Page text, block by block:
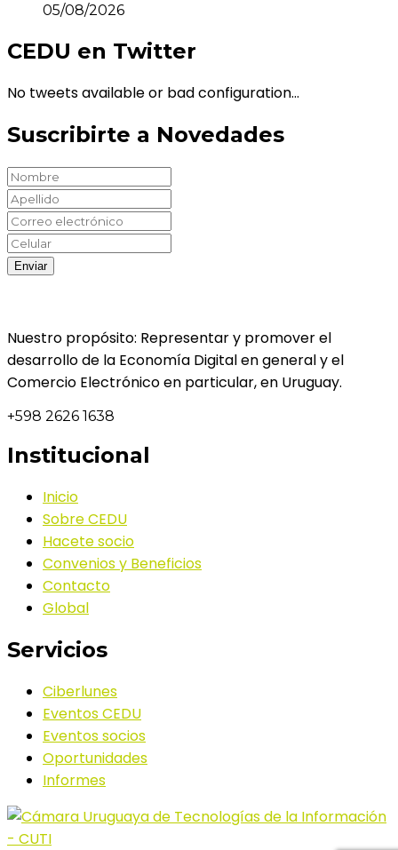
05/08/2026
CEDU en Twitter
No tweets available or bad configuration...
Suscribirte a Novedades
Nuestro propósito: Representar y promover el
desarrollo de la Economía Digital en general y el
Comercio Electrónico en particular, en Uruguay.
+598 2626 1638
Institucional
Inicio
Sobre CEDU
Hacete socio
Convenios y Beneficios
Contacto
Global
Servicios
Ciberlunes
Eventos CEDU
Eventos socios
Oportunidades
Informes